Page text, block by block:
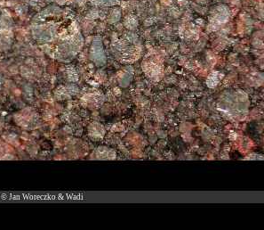
© Jan Woreczko & Wadi